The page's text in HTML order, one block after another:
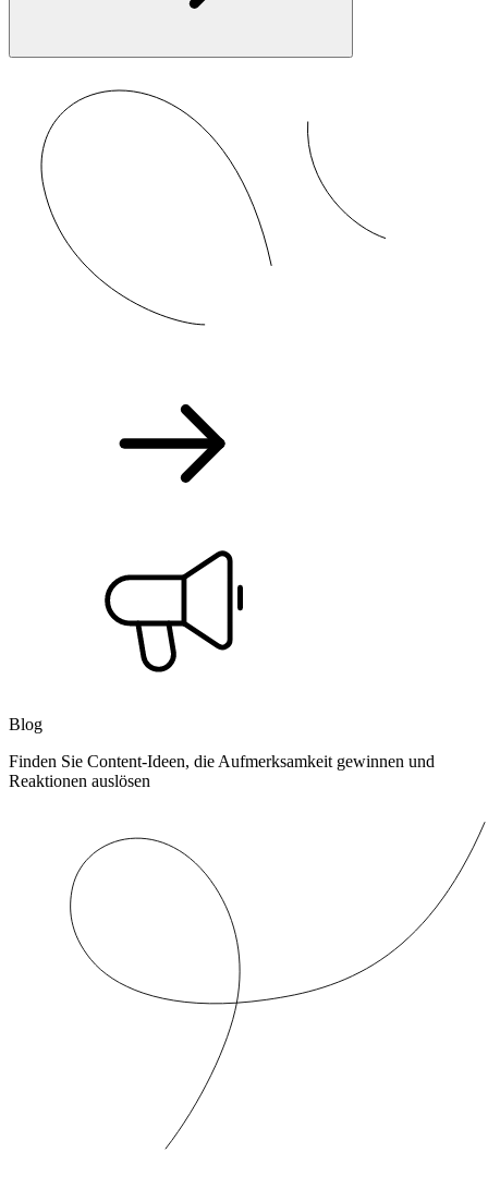
Blog
Finden Sie Content-Ideen, die Aufmerksamkeit gewinnen und
Reaktionen auslösen